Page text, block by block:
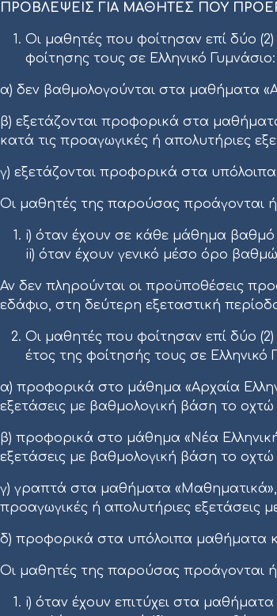
ΠΡΟΒΛΕΨΕΙΣ ΓΙΑ ΜΑΘΗΤΕΣ ΠΟΥ
Οι μαθητές που φοίτησαν επί δύο
φοίτησης τους σε Ελληνικό Γυμνάσιο:
α) δεν βαθμολογούνται στα μαθήματα
β) εξετάζονται προφορικά στα
κατά τις προαγωγικές ή απολυτήριες
γ) εξετάζονται προφορικά στα
Οι μαθητές της παρούσας προάγονται
i) όταν έχουν σε κάθε μάθημα βαθμό
ii) όταν έχουν γενικό μέσο όρο
Αν δεν πληρούνται οι προϋποθέσεις
εδάφιο, στη δεύτερη εξεταστική
Οι μαθητές που φοίτησαν επί δύο
έτος της φοίτησής τους σε Ελληνικό
α) προφορικά στο μάθημα «Αρχαία
εξετάσεις με βαθμολογική βάση το οχτώ
β) προφορικά στο μάθημα «Νέα
εξετάσεις με βαθμολογική βάση το οχτώ
γ) γραπτά στα μαθήματα «Μαθηματικά»,
προαγωγικές ή απολυτήριες εξετάσεις
δ) προφορικά στα υπόλοιπα μαθήματα
Οι μαθητές της παρούσας προάγονται
i) όταν έχουν επιτύχει στα